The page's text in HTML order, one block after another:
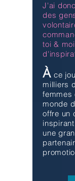
J'ai
des
toi &
À ce
milliers
femmes
monde
offre un
une